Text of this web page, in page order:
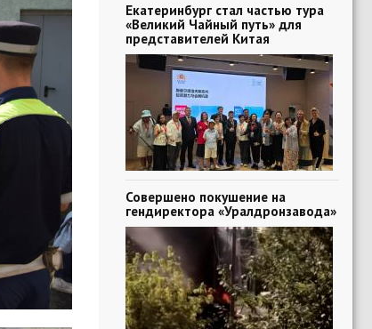
Екатеринбург стал частью тура
«Великий Чайный путь» для
представителей Китая
Совершено покушение на
гендиректора «Уралдронзавода»